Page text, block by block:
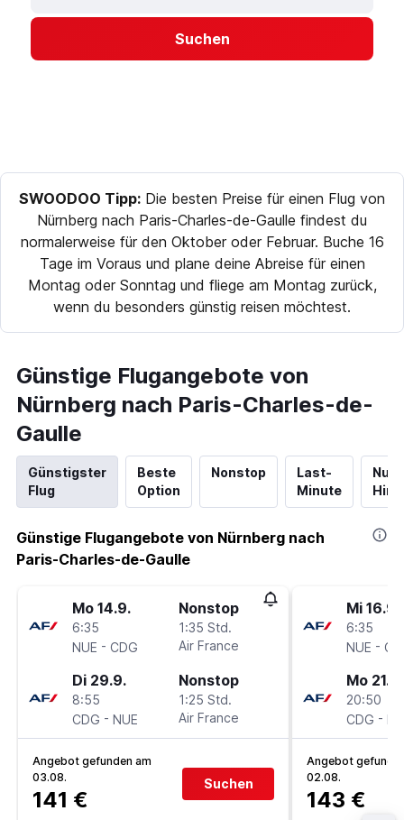
Suchen
SWOODOO Tipp: Die besten Preise für einen Flug von
Nürnberg nach Paris-Charles-de-Gaulle findest du
normalerweise für den Oktober oder Februar. Buche 16
Tage im Voraus und plane deine Abreise für einen
Montag oder Sonntag und fliege am Montag zurück,
wenn du besonders günstig reisen möchtest.
Günstige Flugangebote von
Nürnberg nach Paris-Charles-de-
Gaulle
Günstigster
Flug
Beste
Option
Nonstop
Last-
Minute
Nur
Günstige Flugangebote von Nürnberg nach
Paris-Charles-de-Gaulle
Mo 14.9.
6:35
NUE - CDG
Nonstop
1:35 Std.
Air France
Di 29.9.
8:55
CDG - NUE
Nonstop
1:25 Std.
Air France
Angebot gefunden am
03.08.
141 €
Suchen
Mi 16.9.
6:35
NUE -
Mo 21.9.
20:50
CDG -
Angebot
02.08.
143 €